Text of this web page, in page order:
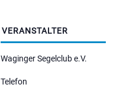
VERANSTALTER
Waginger Segelclub e.V.
Telefon